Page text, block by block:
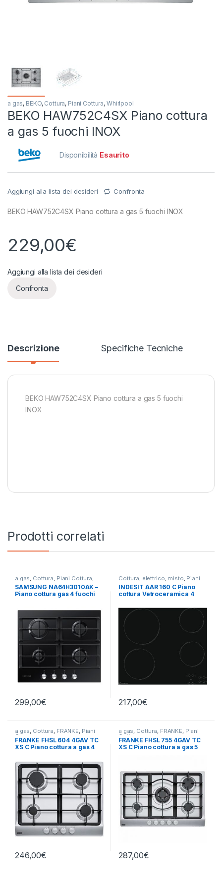
a gas, BEKO, Cottura, Piani Cottura, Whirlpool
BEKO HAW752C4SX Piano cottura
a gas 5 fuochi INOX
Disponibilità Esaurito
Aggiungi alla lista dei desideri Confronta
BEKO HAW752C4SX Piano cottura a gas 5 fuochi INOX
229,00€
Aggiungi alla lista dei desideri
Confronta
Descrizione Specifiche Tecniche
BEKO HAW752C4SX Piano cottura a gas 5 fuochi
INOX
Prodotti correlati
a gas Cottura Piani Cottura
SAMSUNG
SAMSUNG NA64H3010AK –
Piano cottura gas 4 fuochi
299,00€
Cottura elettrico misto Piani
Cottura
INDESIT AAR 160 C Piano
cottura Vetroceramica 4
217,00€
a gas, Cottura, FRANKE, Piani
Cottura
FRANKE FHSL 604 4GAV TC
XS C Piano cottura a gas 4
246,00€
a gas, Cottura, FRANKE, Piani
Cottura
FRANKE FHSL 755 4GAV TC
XS C Piano cottura a gas 5
287,00€